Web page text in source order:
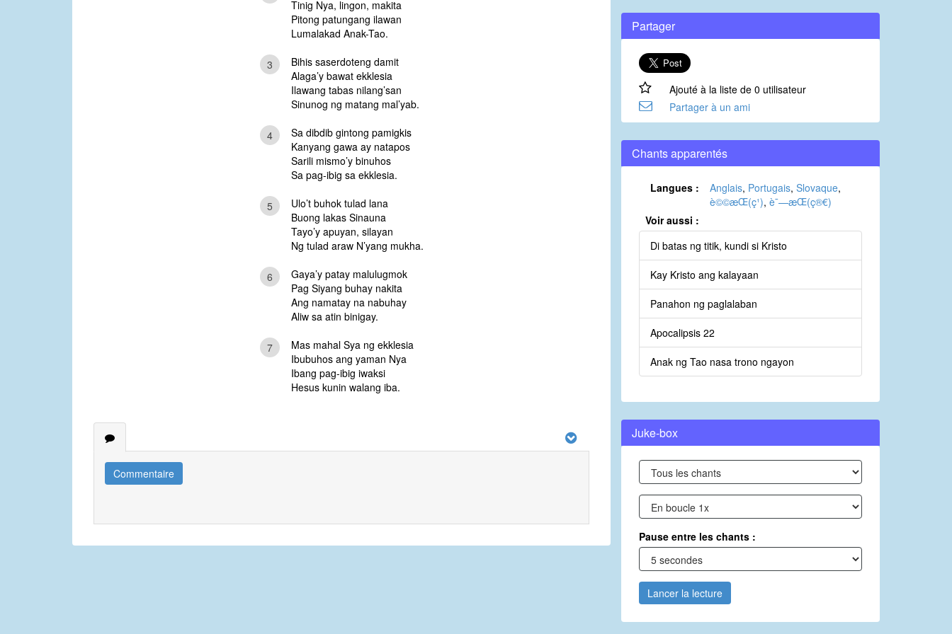
Tinig Nya, lingon, makita
Pitong patungang ilawan
Lumalakad Anak-Tao.
3
Bihis saserdoteng damit
Alaga’y bawat ekklesia
Ilawang tabas nilang’san
Sinunog ng matang mal’yab.
4
Sa dibdib gintong pamigkis
Kanyang gawa ay natapos
Sarili mismo’y binuhos
Sa pag-ibig sa ekklesia.
5
Ulo’t buhok tulad lana
Buong lakas Sinauna
Tayo’y apuyan, silayan
Ng tulad araw N’yang mukha.
6
Gaya’y patay malulugmok
Pag Siyang buhay nakita
Ang namatay na nabuhay
Aliw sa atin binigay.
7
Mas mahal Sya ng ekklesia
Ibubuhos ang yaman Nya
Ibang pag-ibig iwaksi
Hesus kunin walang iba.
Commentaire
Partager
Ajouté à la liste de 0 utilisateur
Partager à un ami
Chants apparentés
Langues : Anglais, Portugais, Slovaque,
è©©æ­Œ(ç¹), è¯—æ­Œ(ç®€)
Voir aussi :
Di batas ng titik, kundi si Kristo
Kay Kristo ang kalayaan
Panahon ng paglalaban
Apocalipsis 22
Anak ng Tao nasa trono ngayon
Juke-box
Pause entre les chants :
Lancer la lecture